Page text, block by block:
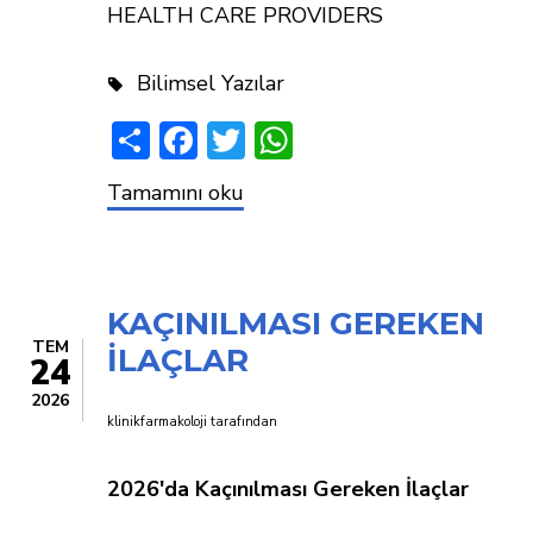
HEALTH CARE PROVIDERS
Bilimsel Yazılar
ShareFacebook
Twitter
Sahtekarlık,
İsraf
Tamamını oku
TEM
24
2026
KAÇINILMASI GEREKEN
İLAÇLAR
klinikfarmakoloji tarafından
2026'da Kaçınılması Gereken İlaçlar